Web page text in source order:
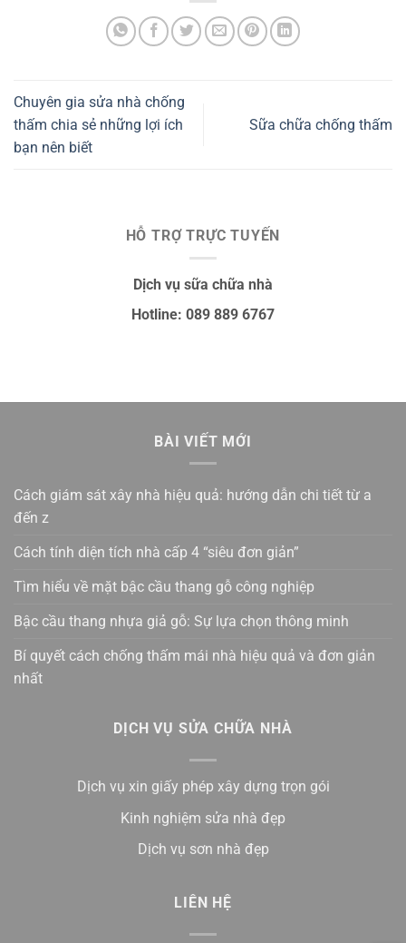
Chuyên gia sửa nhà chống
thấm chia sẻ những lợi ích
bạn nên biết
Sữa chữa chống thấm
HỖ TRỢ TRỰC TUYẾN
Dịch vụ sữa chữa nhà
Hotline: 089 889 6767
BÀI VIẾT MỚI
Cách giám sát xây nhà hiệu quả: hướng dẫn chi tiết từ a
đến z
Cách tính diện tích nhà cấp 4 “siêu đơn giản”
Tìm hiểu về mặt bậc cầu thang gỗ công nghiệp
Bậc cầu thang nhựa giả gỗ: Sự lựa chọn thông minh
Bí quyết cách chống thấm mái nhà hiệu quả và đơn giản
nhất
DỊCH VỤ SỬA CHỮA NHÀ
Dịch vụ xin giấy phép xây dựng trọn gói
Kinh nghiệm sửa nhà đẹp
Dịch vụ sơn nhà đẹp
LIÊN HỆ